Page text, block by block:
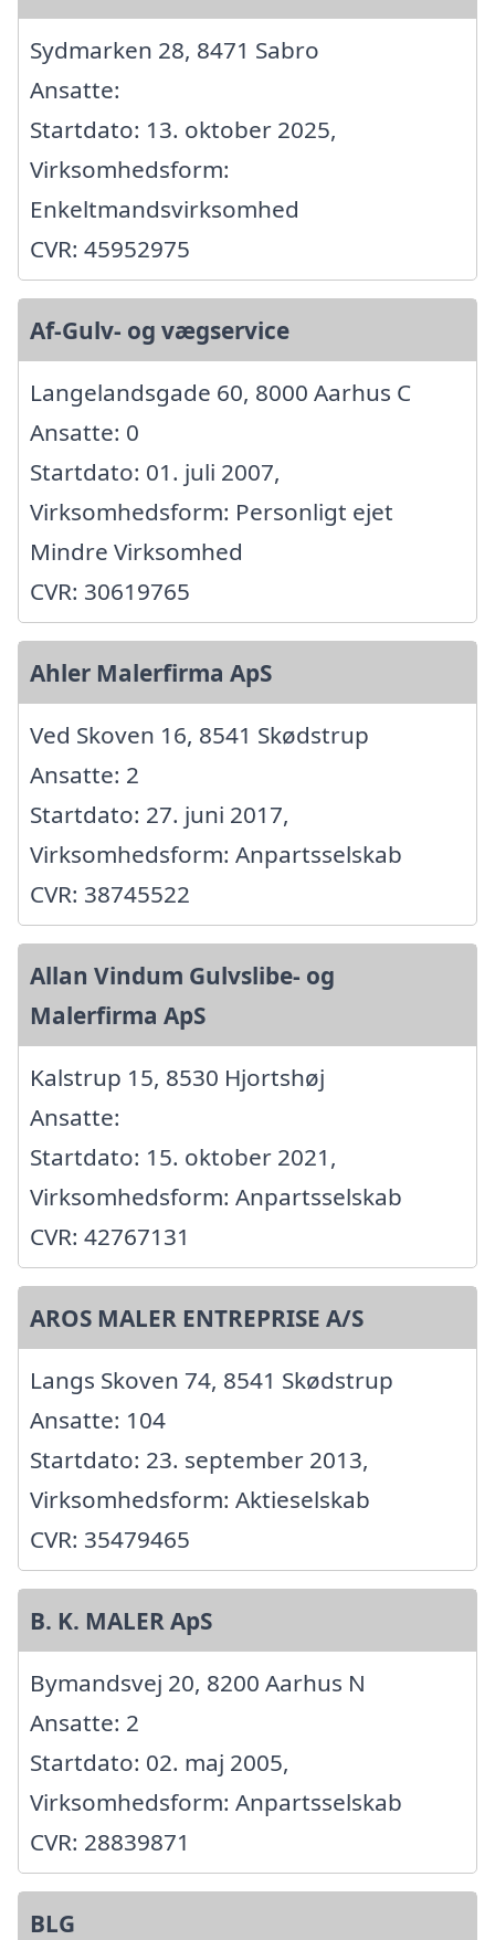
Sydmarken 28, 8471 Sabro
Ansatte:
Startdato: 13. oktober 2025,
Virksomhedsform:
Enkeltmandsvirksomhed
CVR: 45952975
Af-Gulv- og vægservice
Langelandsgade 60, 8000 Aarhus C
Ansatte: 0
Startdato: 01. juli 2007,
Virksomhedsform: Personligt ejet
Mindre Virksomhed
CVR: 30619765
Ahler Malerfirma ApS
Ved Skoven 16, 8541 Skødstrup
Ansatte: 2
Startdato: 27. juni 2017,
Virksomhedsform: Anpartsselskab
CVR: 38745522
Allan Vindum Gulvslibe- og
Malerfirma ApS
Kalstrup 15, 8530 Hjortshøj
Ansatte:
Startdato: 15. oktober 2021,
Virksomhedsform: Anpartsselskab
CVR: 42767131
AROS MALER ENTREPRISE A/S
Langs Skoven 74, 8541 Skødstrup
Ansatte: 104
Startdato: 23. september 2013,
Virksomhedsform: Aktieselskab
CVR: 35479465
B. K. MALER ApS
Bymandsvej 20, 8200 Aarhus N
Ansatte: 2
Startdato: 02. maj 2005,
Virksomhedsform: Anpartsselskab
CVR: 28839871
BLG